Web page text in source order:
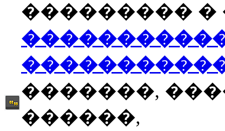
��������� �
�������,
������,